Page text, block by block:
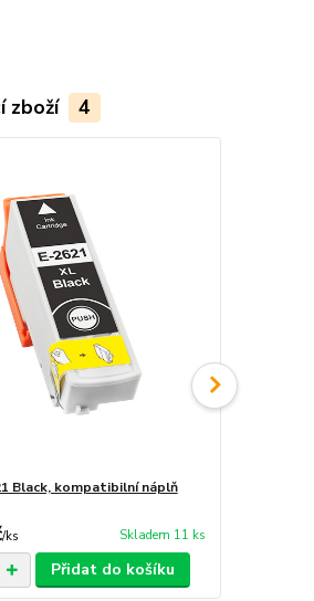
zboží 4
Black, kompatibilní náplň
/ks Skladem 11 ks
Přidat do košíku